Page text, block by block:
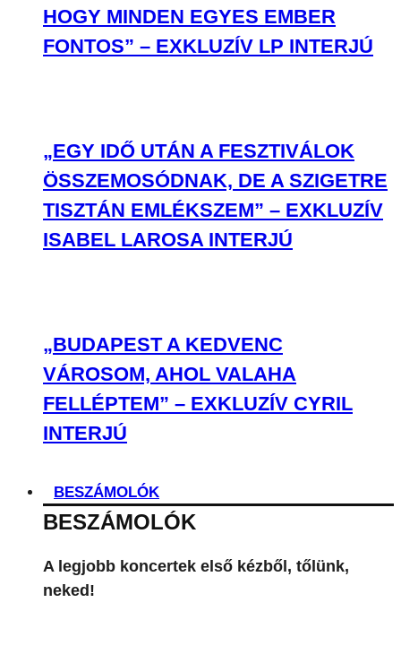
HOGY MINDEN EGYES EMBER
FONTOS” – EXKLUZÍV LP INTERJÚ
„EGY IDŐ UTÁN A FESZTIVÁLOK
ÖSSZEMOSÓDNAK, DE A SZIGETRE
TISZTÁN EMLÉKSZEM” – EXKLUZÍV
ISABEL LAROSA INTERJÚ
„BUDAPEST A KEDVENC
VÁROSOM, AHOL VALAHA
FELLÉPTEM” – EXKLUZÍV CYRIL
INTERJÚ
BESZÁMOLÓK
BESZÁMOLÓK
A legjobb koncertek első kézből, tőlünk,
neked!